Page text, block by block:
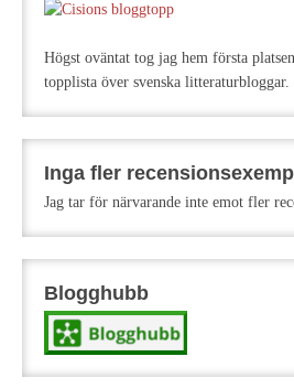
Högst oväntat tog jag hem första
topplista över svenska
Inga fler
Jag tar för närvarande inte emot fler
Blogghubb